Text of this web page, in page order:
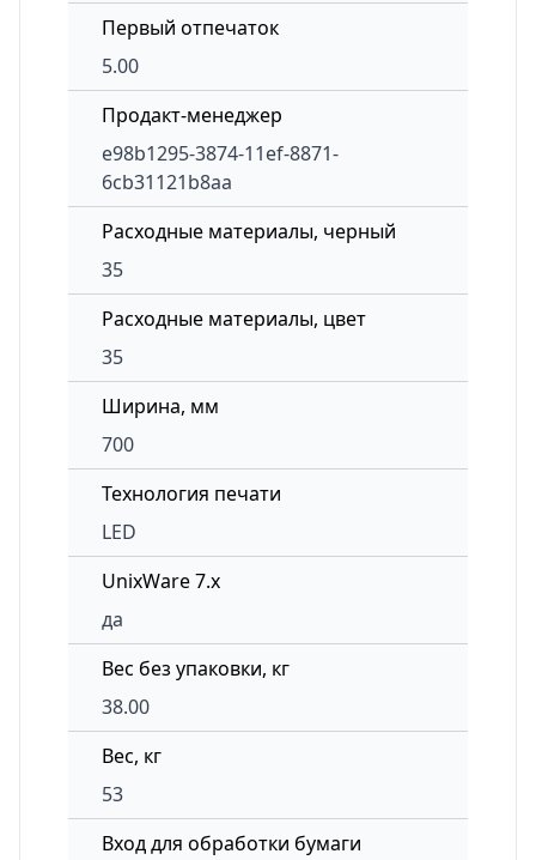
Первый отпечаток
5.00
Продакт-менеджер
e98b1295-3874-11ef-8871-
6cb31121b8aa
Расходные материалы, черный
35
Расходные материалы, цвет
35
Ширина, мм
700
Технология печати
LED
UnixWare 7.x
да
Вес без упаковки, кг
38.00
Вес, кг
53
Вход для обработки бумаги